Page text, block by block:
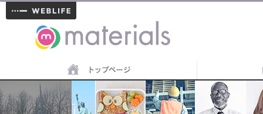
materials